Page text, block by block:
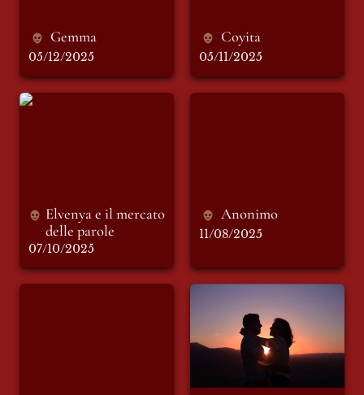
Gemma
05/12/2025
Coyita
05/11/2025
Elvenya e il mercato
Elvenya e il mercato
delle parole
07/10/2025
Anonimo
11/08/2025
Tommaso e
Margherita